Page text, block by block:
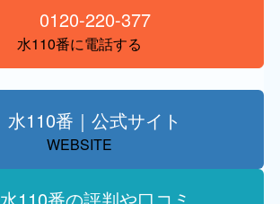
0120-220-377
水110番に電話する
水110番｜公式サイト
WEBSITE